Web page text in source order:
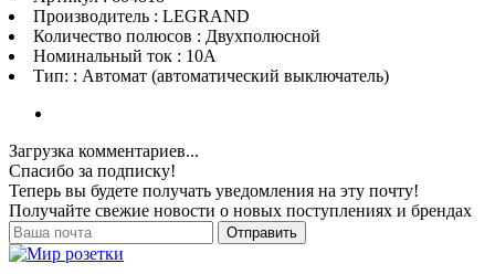
Производитель : LEGRAND
Количество полюсов : Двухполюсной
Номинальный ток : 10A
Тип: : Автомат (автоматический выключатель)
Загрузка комментариев...
Спасибо за подписку!
Теперь вы будете получать уведомления на эту почту!
Получайте свежие новости о новых поступлениях и брендах
Отправить